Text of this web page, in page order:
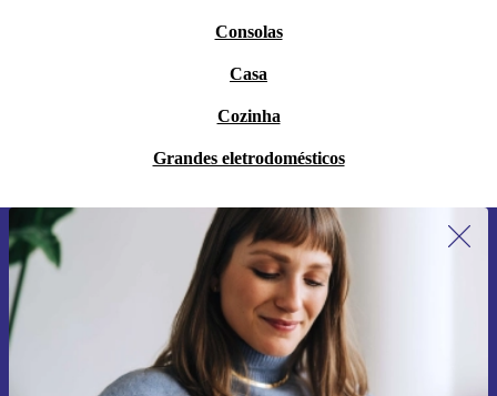
Consolas
Casa
Cozinha
Grandes eletrodomésticos
Subscreve a nossa newsletter pela
primeira vez e poupa 15€!
Não percas mais nenhuma oferta.